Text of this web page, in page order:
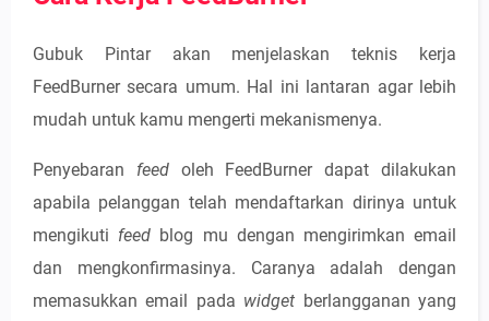
Gubuk Pintar akan menjelaskan teknis kerja
FeedBurner secara umum. Hal ini lantaran agar lebih
mudah untuk kamu mengerti mekanismenya.
Penyebaran feed oleh FeedBurner dapat dilakukan
apabila pelanggan telah mendaftarkan dirinya untuk
mengikuti feed blog mu dengan mengirimkan email
dan mengkonfirmasinya. Caranya adalah dengan
memasukkan email pada widget berlangganan yang